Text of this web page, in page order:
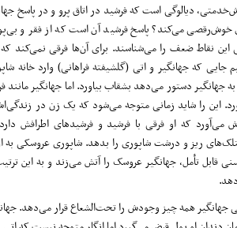
دیالوگی است که فرشید در اتاق پرو و در پاسخ
خوش‌رقصی می‌کند؟ پاسخ فرشید آن است که از فقر و
این نقاط ضعف را می‌شناسند. برای آن‌ها فرقی نمی‌کند که
جایی که جهانگیر و اتی (گلشیفته فراهانی) وارد خانه
جهانگیر دستور می‌دهد بشقاب بیاورد. اما جهانگیر
این را شاید زمانی متوجه می‌شود که یک زن در
می‌آورد که او فرقی با فرشید و فرشید‌های اطرافش
ریز و درشت شاپوری را بدهد. شاپوری عروسکی
قابل تأمل، جهانگیر عروسک را آتش می‌زند و به این
جهانگیر همه چیز وجودش را تحت‌الشعاع قرار می‌دهد.